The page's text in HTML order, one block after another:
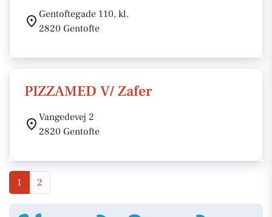
Gentoftegade 110, kl.
2820 Gentofte
PIZZAMED V/ Zafer
Vangedevej 2
2820 Gentofte
1 2